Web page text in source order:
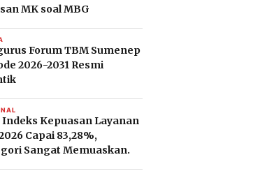
MK soal MBG
Forum TBM Sumenep
2026-2031 Resmi
Indeks Kepuasan Layanan
Capai 83,28%,
Sangat Memuaskan.